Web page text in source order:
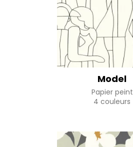
Model
Papier peint
4 couleurs